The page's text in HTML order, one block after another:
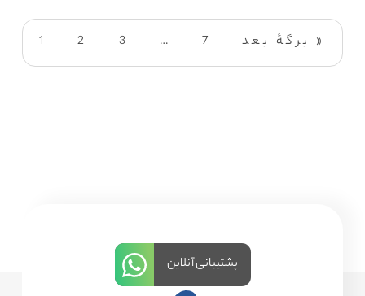
1 2 3 … 7 برگهٔ بعد »
پشتیبانی آنلاین